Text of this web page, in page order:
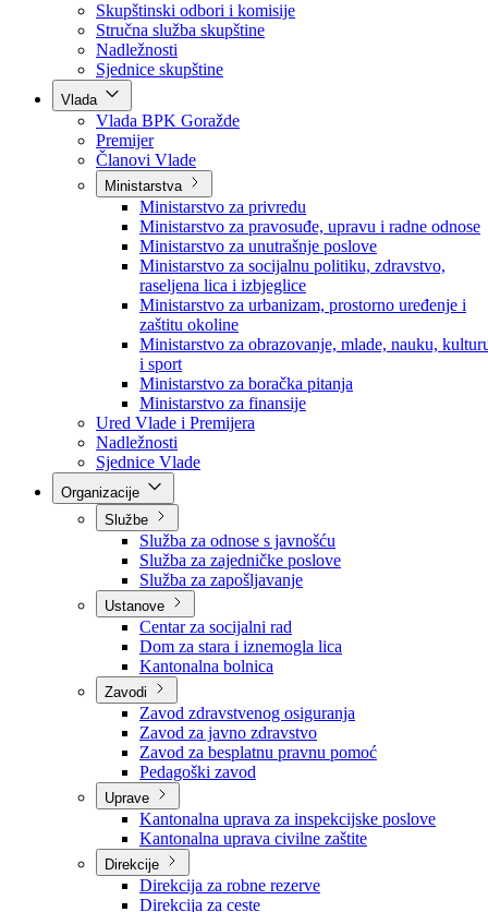
Poslanici po strankama
Poslanici po klubovima naroda
Kolegij skupštine
Skupštinski odbori i komisije
Stručna služba skupštine
Nadležnosti
Sjednice skupštine
Vlada
Vlada BPK Goražde
Premijer
Članovi Vlade
Ministarstva
Ministarstvo za privredu
Ministarstvo za pravosuđe, upravu i radne odnose
Ministarstvo za unutrašnje poslove
Ministarstvo za socijalnu politiku, zdravstvo,
raseljena lica i izbjeglice
Ministarstvo za urbanizam, prostorno uređenje i
zaštitu okoline
Ministarstvo za obrazovanje, mlade, nauku,
i sport
Ministarstvo za boračka pitanja
Ministarstvo za finansije
Ured Vlade i Premijera
Nadležnosti
Sjednice Vlade
Službe
Služba za odnose s javnošću
Služba za zajedničke poslove
Služba za zapošljavanje
Ustanove
Centar za socijalni rad
Dom za stara i iznemogla lica
Kantonalna bolnica
Zavodi
Zavod zdravstvenog osiguranja
Zavod za javno zdravstvo
Zavod za besplatnu pravnu pomoć
Pedagoški zavod
Uprave
Kantonalna uprava za inspekcijske poslove
Kantonalna uprava civilne zaštite